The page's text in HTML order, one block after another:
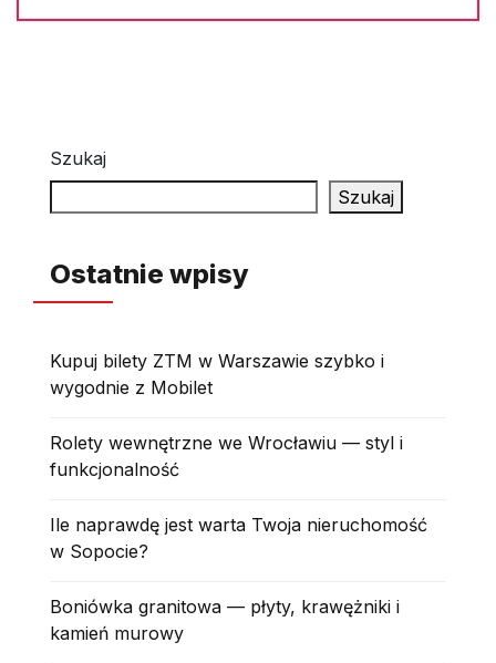
Szukaj
Szukaj
Ostatnie wpisy
Kupuj bilety ZTM w Warszawie szybko i
wygodnie z Mobilet
Rolety wewnętrzne we Wrocławiu — styl i
funkcjonalność
Ile naprawdę jest warta Twoja nieruchomość
w Sopocie?
Boniówka granitowa — płyty, krawężniki i
kamień murowy